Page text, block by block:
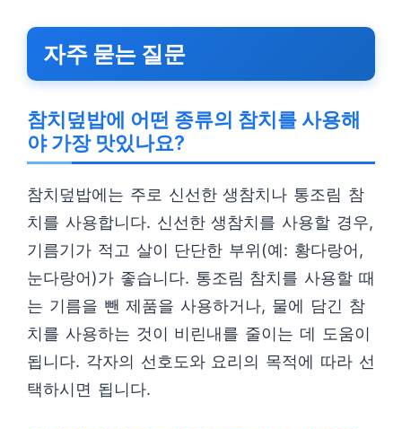
자주 묻는 질문
참치덮밥에 어떤 종류의 참치를 사용해
야 가장 맛있나요?
참치덮밥에는 주로 신선한 생참치나 통조림 참
치를 사용합니다. 신선한 생참치를 사용할 경우,
기름기가 적고 살이 단단한 부위(예: 황다랑어,
눈다랑어)가 좋습니다. 통조림 참치를 사용할 때
는 기름을 뺀 제품을 사용하거나, 물에 담긴 참
치를 사용하는 것이 비린내를 줄이는 데 도움이
됩니다. 각자의 선호도와 요리의 목적에 따라 선
택하시면 됩니다.